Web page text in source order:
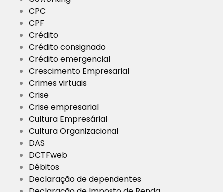
CPC
CPF
Crédito
Crédito consignado
Crédito emergencial
Crescimento Empresarial
Crimes virtuais
Crise
Crise empresarial
Cultura Empresárial
Cultura Organizacional
DAS
DCTFweb
Débitos
Declaração de dependentes